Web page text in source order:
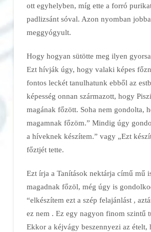
ott egyhelyben, míg ette a forró
padlizsánt sóval. Azon nyomban
meggyógyult.
Hogy hogyan sütötte meg ilyen
Ezt hívják úgy, hogy valaki képes
fontos leckét tanulhatunk ebből az
képesség onnan származott, hogy
magának főzött. Soha nem gondolta,
magamnak főzöm.” Mindig úgy
a híveknek készítem.” vagy „Ezt
főztjét tette.
Ezt írja a Tanítások nektárja című mű
magadnak főzöl, még úgy is
“elkészítem ezt a szép felajánlást ,
ez nem . Ez egy nagyon finom szintű
Ekkor a kéjvágy beszennyezi az ételt,